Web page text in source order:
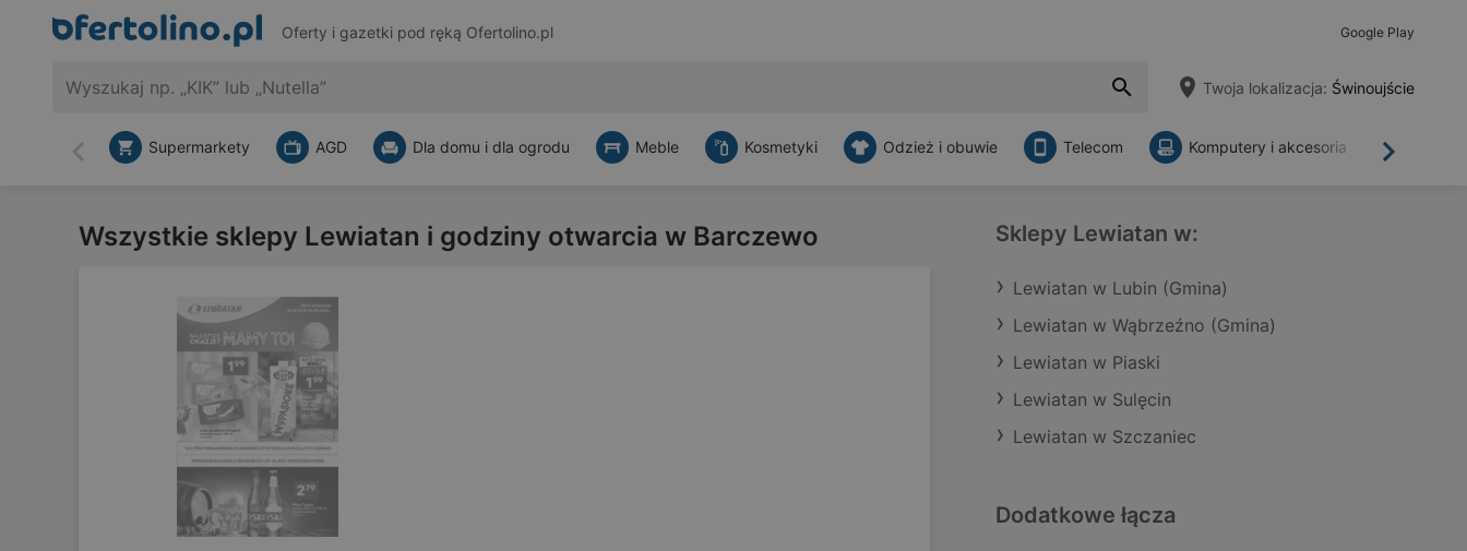
Oferty i gazetki pod ręką Ofertolino.pl Google Play
Twoja lokalizacja: Świnoujście
Wstecz Dalej
Supermarkety AGD Dla domu i dla ogrodu Meble Kosmetyki Odzież i obuwie Telecom Komputery i akcesoria
Wszystkie sklepy Lewiatan i godziny otwarcia w Barczewo Sklepy Lewiatan w:
Lewiatan w Lubin (Gmina)
Lewiatan w Wąbrzeźno (Gmina)
Lewiatan w Piaski
Lewiatan w Sulęcin
Lewiatan w Szczaniec
Dodatkowe łącza